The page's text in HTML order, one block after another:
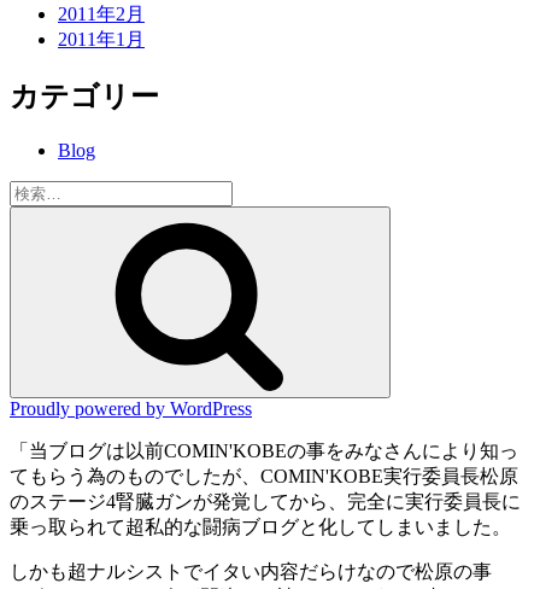
2011年2月
2011年1月
カテゴリー
Blog
検
索:
Proudly powered by WordPress
「当ブログは以前COMIN'KOBEの事をみなさんにより知っ
てもらう為のものでしたが、COMIN'KOBE実行委員長松原
のステージ4腎臓ガンが発覚してから、完全に実行委員長に
乗っ取られて超私的な闘病ブログと化してしまいました。
しかも超ナルシストでイタい内容だらけなので松原の事